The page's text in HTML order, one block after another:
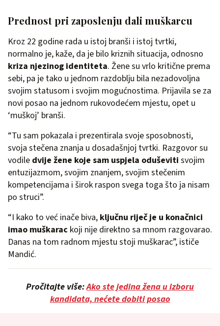
Prednost pri zaposlenju dali muškarcu
Kroz 22 godine rada u istoj branši i istoj tvrtki,
normalno je, kaže, da je bilo kriznih situacija, odnosno
kriza njezinog identiteta. Žene su vrlo kritične prema
sebi, pa je tako u jednom razdoblju bila nezadovoljna
svojim statusom i svojim mogućnostima. Prijavila se za
novi posao na jednom rukovodećem mjestu, opet u
‘muškoj’ branši.
“Tu sam pokazala i prezentirala svoje sposobnosti,
svoja stečena znanja u dosadašnjoj tvrtki. Razgovor su
vodile dvije žene koje sam uspjela oduševiti svojim
entuzijazmom, svojim znanjem, svojim stečenim
kompetencijama i širok raspon svega toga što ja nisam
po struci”.
“I kako to već inače biva, ključnu riječ je u konačnici
imao muškarac koji nije direktno sa mnom razgovarao.
Danas na tom radnom mjestu stoji muškarac”, ističe
Mandić.
Pročitajte više:Ako ste jedina žena u izboru
kandidata, nećete dobiti posao